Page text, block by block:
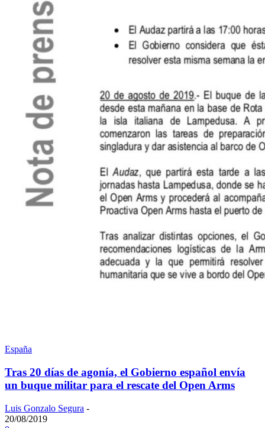
España
Tras 20 días de agonía, el Gobierno español envía
un buque militar para el rescate del Open Arms
Luis Gonzalo Segura -
20/08/2019